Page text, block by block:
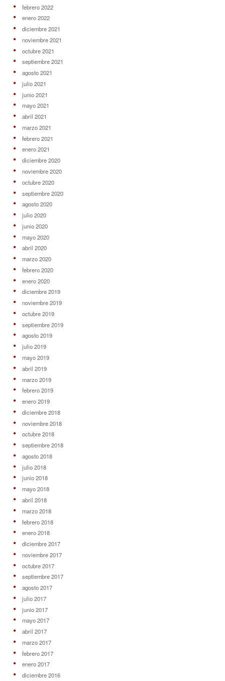
febrero 2022
enero 2022
diciembre 2021
noviembre 2021
octubre 2021
septiembre 2021
agosto 2021
julio 2021
junio 2021
mayo 2021
abril 2021
marzo 2021
febrero 2021
enero 2021
diciembre 2020
noviembre 2020
octubre 2020
septiembre 2020
agosto 2020
julio 2020
junio 2020
mayo 2020
abril 2020
marzo 2020
febrero 2020
enero 2020
diciembre 2019
noviembre 2019
octubre 2019
septiembre 2019
agosto 2019
julio 2019
mayo 2019
abril 2019
marzo 2019
febrero 2019
enero 2019
diciembre 2018
noviembre 2018
octubre 2018
septiembre 2018
agosto 2018
julio 2018
junio 2018
mayo 2018
abril 2018
marzo 2018
febrero 2018
enero 2018
diciembre 2017
noviembre 2017
octubre 2017
septiembre 2017
agosto 2017
julio 2017
junio 2017
mayo 2017
abril 2017
marzo 2017
febrero 2017
enero 2017
diciembre 2016